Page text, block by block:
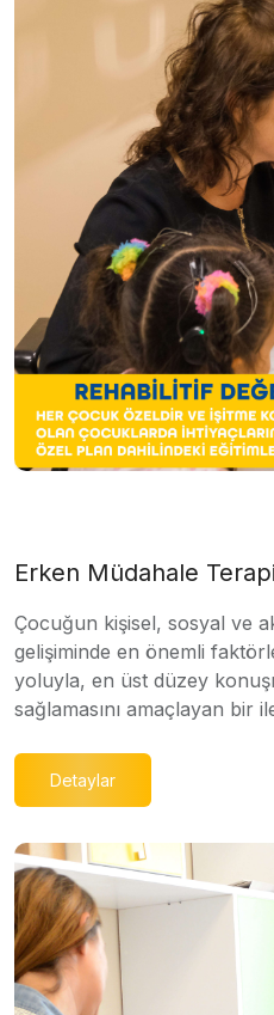
Erken Müdahale
Çocuğun kişisel, sosyal ve
gelişiminde en önemli
yoluyla, en üst düzey
sağlamasını amaçlayan bir
Detaylar